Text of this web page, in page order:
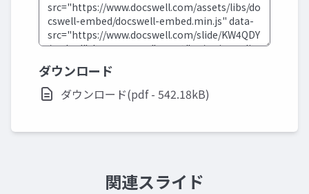
ダウンロード
ダウンロード(pdf - 542.18kB)
関連スライド